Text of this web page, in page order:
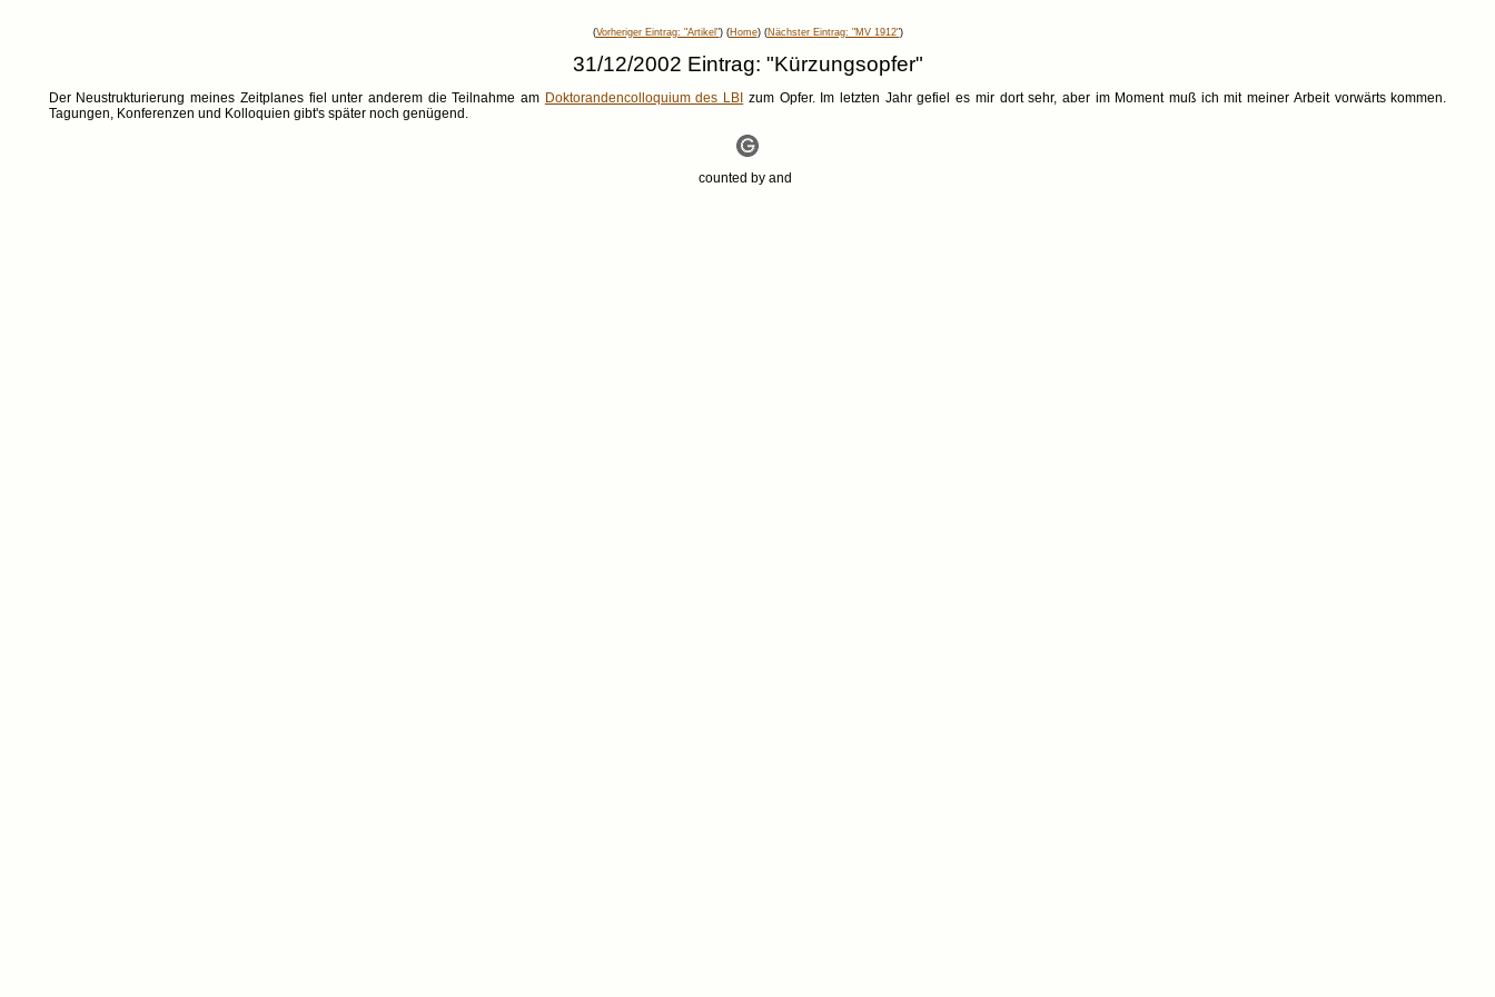
(Vorheriger Eintrag: "Artikel") (Home) (Nächster Eintrag: "MV 1912")
31/12/2002 Eintrag: "Kürzungsopfer"
Der Neustrukturierung meines Zeitplanes fiel unter anderem die Teilnahme am Doktorandencolloquium des LBI zum Opfer. Im letzten Jahr gefiel es mir dort sehr, aber im Moment muß ich mit meiner Arbeit vorwärts kommen.
Tagungen, Konferenzen und Kolloquien gibt's später noch genügend.
counted by and